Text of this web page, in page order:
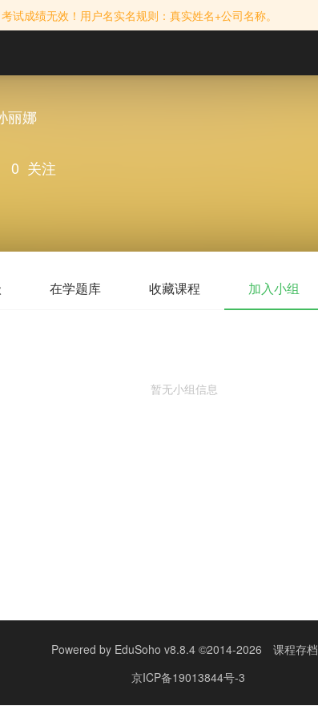
试成绩无效！用户名实名规则：真实姓名+公司名称。
丽娜
0 关注
在学题库 收藏课程 加入小组
暂无小组信息
Powered by EduSoho v8.8.4©2014-2026
课程存档
京ICP备19013844号-3